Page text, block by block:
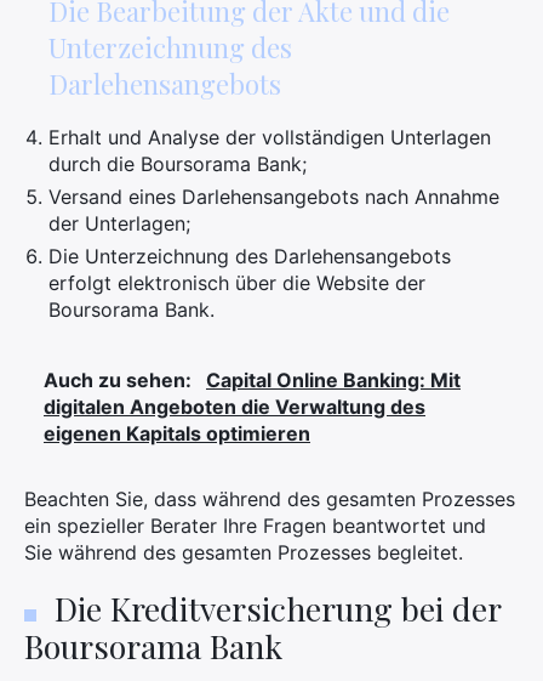
Die Bearbeitung der Akte und die
Unterzeichnung des
Darlehensangebots
Erhalt und Analyse der vollständigen Unterlagen
durch die Boursorama Bank;
Versand eines Darlehensangebots nach Annahme
der Unterlagen;
Die Unterzeichnung des Darlehensangebots
erfolgt elektronisch über die Website der
Boursorama Bank.
Auch zu sehen:
Capital Online Banking: Mit
digitalen Angeboten die Verwaltung des
eigenen Kapitals optimieren
Beachten Sie, dass während des gesamten Prozesses
ein spezieller Berater Ihre Fragen beantwortet und
Sie während des gesamten Prozesses begleitet.
Die Kreditversicherung bei der
Boursorama Bank